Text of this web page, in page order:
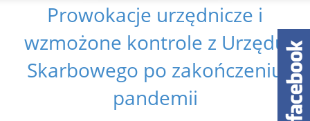
Prowokacje urzędnicze i
wzmożone kontrole z Urzędu
Skarbowego po zakończeniu
pandemii